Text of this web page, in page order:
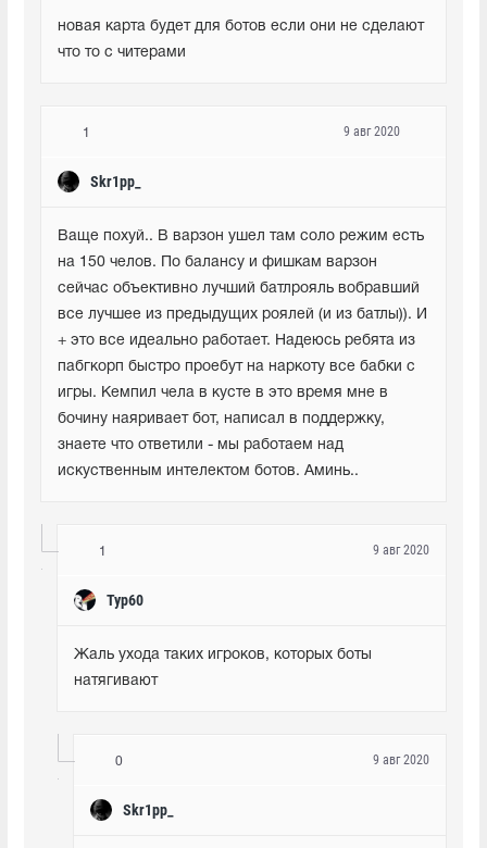
новая карта будет для ботов если они не сделают
что то с читерами
1
Skr1pp_
9 авг 2020
Ваще похуй.. В варзон ушел там соло режим есть
на 150 челов. По балансу и фишкам варзон
сейчас объективно лучший батлрояль вобравший
все лучшее из предыдущих роялей (и из батлы)). И
+ это все идеально работает. Надеюсь ребята из
пабгкорп быстро проебут на наркоту все бабки с
игры. Кемпил чела в кусте в это время мне в
бочину наяривает бот, написал в поддержку,
знаете что ответили - мы работаем над
искуственным интелектом ботов. Аминь..
1
Typ60
9 авг 2020
Жаль ухода таких игроков, которых боты
натягивают
0
Skr1pp_
9 авг 2020